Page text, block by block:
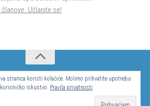
Učlanite se!
društvo Željezničar 2024.
stranica koristi kolačiće. Molimo prihvatite upotrebu
iskustvo. Pravila privatnosti